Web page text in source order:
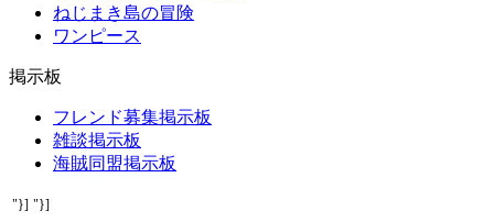
ねじまき島の冒険
ワンピース
掲示板
フレンド募集掲示板
雑談掲示板
海賊同盟掲示板
"}] "}]